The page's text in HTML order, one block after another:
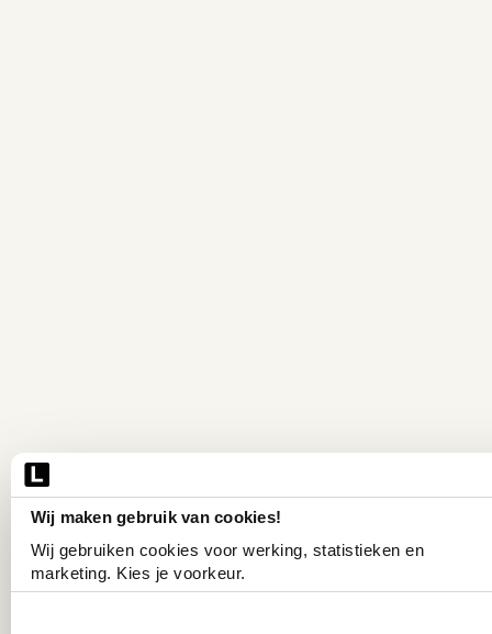
Wij maken gebruik van cookies!
Wij gebruiken cookies voor werking, statistieken en
marketing. Kies je voorkeur.